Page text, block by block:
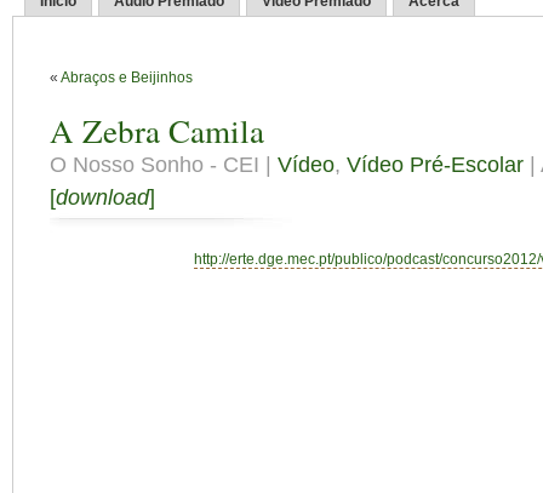
« Abraços e Beijinhos
A Zebra Camila
O Nosso Sonho - CEI | Vídeo, Vídeo Pré-Escolar
[download]
http://erte.dge.mec.pt/publico/podcast/